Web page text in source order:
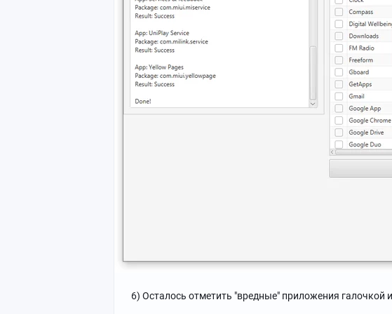
6) Осталось отметить "вредные" приложения галочкой